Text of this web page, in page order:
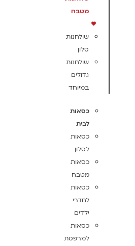
מטבח
שולחנות
סלון
שולחנות
גדולים
במיוחד
כסאות
לבית
כסאות
לסלון
כסאות
מטבח
כסאות
לחדרי
ילדים
כסאות
למרפסת